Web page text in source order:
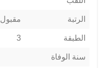
الرتبة مقبول
الطبقة 3
سنة الوفاة